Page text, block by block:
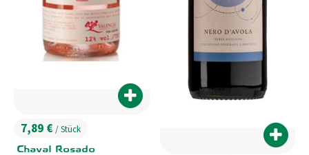
, Preis:
7,89 € / Stück
Chaval Rosado
Produkt zum Warenkorb hinzufügen